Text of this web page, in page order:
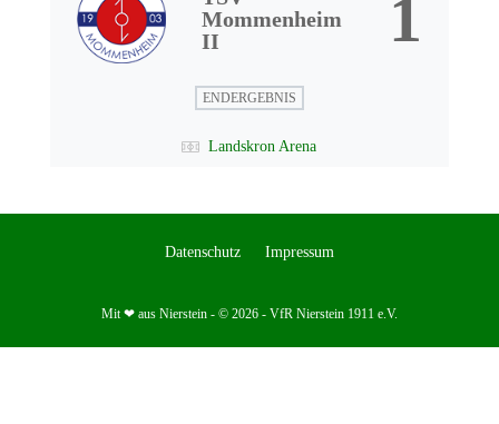
Mommenheim
II
1
ENDERGEBNIS
Landskron Arena
Datenschutz Impressum
Mit ❤ aus Nierstein - © 2026 - VfR Nierstein 1911 e.V.